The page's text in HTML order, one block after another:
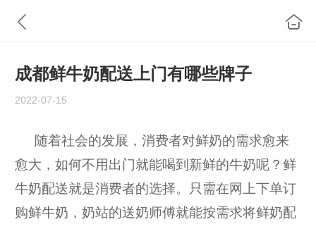
成都鲜牛奶配送上门有哪些牌子
2022-07-15
随着社会的发展，消费者对鲜奶的需求愈来
愈大，如何不用出门就能喝到新鲜的牛奶呢？鲜
牛奶配送就是消费者的选择。只需在网上下单订
购鲜牛奶，奶站的送奶师傅就能按需求将鲜奶配